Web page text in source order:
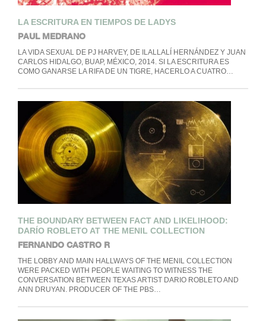
LA ESCRITURA EN TIEMPOS DE LADYS
PAUL MEDRANO
LA VIDA SEXUAL DE PJ HARVEY, DE ILALLALÍ HERNÁNDEZ Y JUAN
CARLOS HIDALGO, BUAP, MÉXICO, 2014. SI LA ESCRITURA ES
COMO GANARSE LA RIFA DE UN TIGRE, HACERLO A CUATRO…
THE BOUNDARY BETWEEN FACT AND LIKELIHOOD:
DARÍO ROBLETO AT THE MENIL COLLECTION
FERNANDO CASTRO R
THE LOBBY AND MAIN HALLWAYS OF THE MENIL COLLECTION
WERE PACKED WITH PEOPLE WAITING TO WITNESS THE
CONVERSATION BETWEEN TEXAS ARTIST DARIO ROBLETO AND
ANN DRUYAN. PRODUCER OF THE PBS…